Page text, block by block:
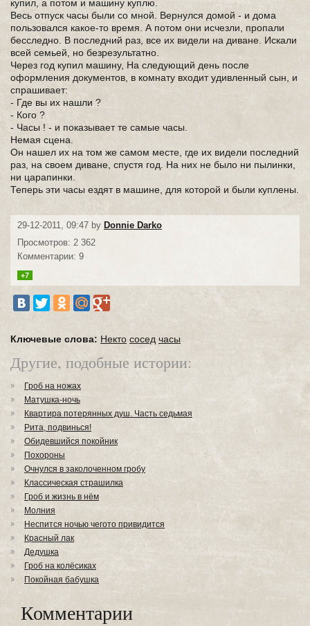
купил, а потом и машину куплю.
Весь отпуск часы были со мной. Вернулся домой - и дома
пользовался какое-то время. А потом они исчезли, пропали
бесследно. В последний раз, все их видели на диване. Искали
всей семьей, но безрезультатно.
Через год купил машину, На следующий день после
оформления документов, в комнату входит удивленный сын, и
спрашивает:
- Где вы их нашли ?
- Кого ?
- Часы ! - и показывает те самые часы.
Немая сцена.
Он нашел их на том же самом месте, где их видели последний
раз, на своем диване, спустя год. На них не было ни пылинки,
ни царапинки.
Теперь эти часы ездят в машине, для которой и были куплены.
29-12-2011, 09:47 by Donnie Darko
Просмотров: 2 362
Комментарии: 9
+7
Ключевые слова: Некто сосед часы
Другие, подобные истории:
Гроб на ножах
Матушка-ночь
Квартира потерянных душ. Часть седьмая
Рита, подвинься!
Обидевшийся покойник
Похороны
Очнулся в заколоченном гробу
Классическая страшилка
Гроб и жизнь в нём
Молния
Неспится ночью чегото привидится
Красный лак
Дедушка
Гроб на колёсиках
Покойная бабушка
Комментарии